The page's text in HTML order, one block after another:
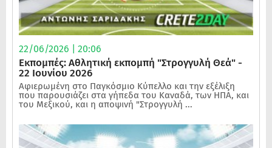
22/06/2026 | 20:06
Εκπομπές: Αθλητική εκπομπή "Στρογγυλή Θεά" -
22 Ιουνίου 2026
Αφιερωμένη στο Παγκόσμιο Κύπελλο και την εξέλιξη
που παρουσιάζει στα γήπεδα του Καναδά, των ΗΠΑ, και
του Μεξικού, και η αποψινή "Στρογγυλή ...